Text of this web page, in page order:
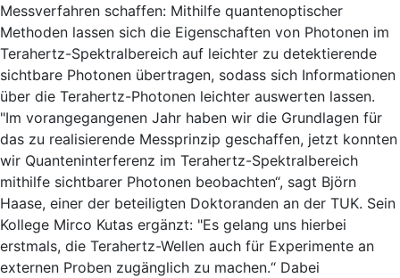
Messverfahren schaffen: Mithilfe quantenoptischer
Methoden lassen sich die Eigenschaften von Photonen im
Terahertz-Spektralbereich auf leichter zu detektierende
sichtbare Photonen übertragen, sodass sich Informationen
über die Terahertz-Photonen leichter auswerten lassen.
"Im vorangegangenen Jahr haben wir die Grundlagen für
das zu realisierende Messprinzip geschaffen, jetzt konnten
wir Quanteninterferenz im Terahertz-Spektralbereich
mithilfe sichtbarer Photonen beobachten“, sagt Björn
Haase, einer der beteiligten Doktoranden an der TUK. Sein
Kollege Mirco Kutas ergänzt: "Es gelang uns hierbei
erstmals, die Terahertz-Wellen auch für Experimente an
externen Proben zugänglich zu machen.“ Dabei